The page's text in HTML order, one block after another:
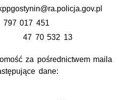
017 451
532 13
za pośrednictwem maila
dane: